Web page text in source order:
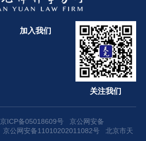
加入我们
关注我们
京ICP备05018609号
京公网安备
京公网安备11010202011082号 北京市天